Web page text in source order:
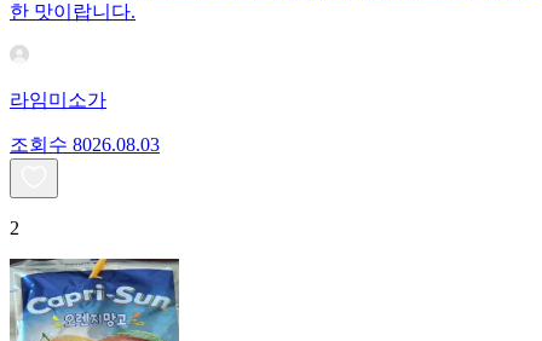
한 맛이랍니다.
라임미소가
조회수 8026.08.03
2